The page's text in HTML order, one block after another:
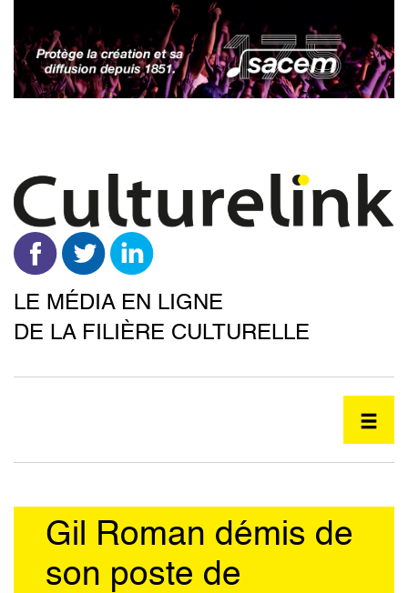
contenu
principal
LE MÉDIA EN LIGNE
DE LA FILIÈRE CULTURELLE
Gil Roman démis de
son poste de